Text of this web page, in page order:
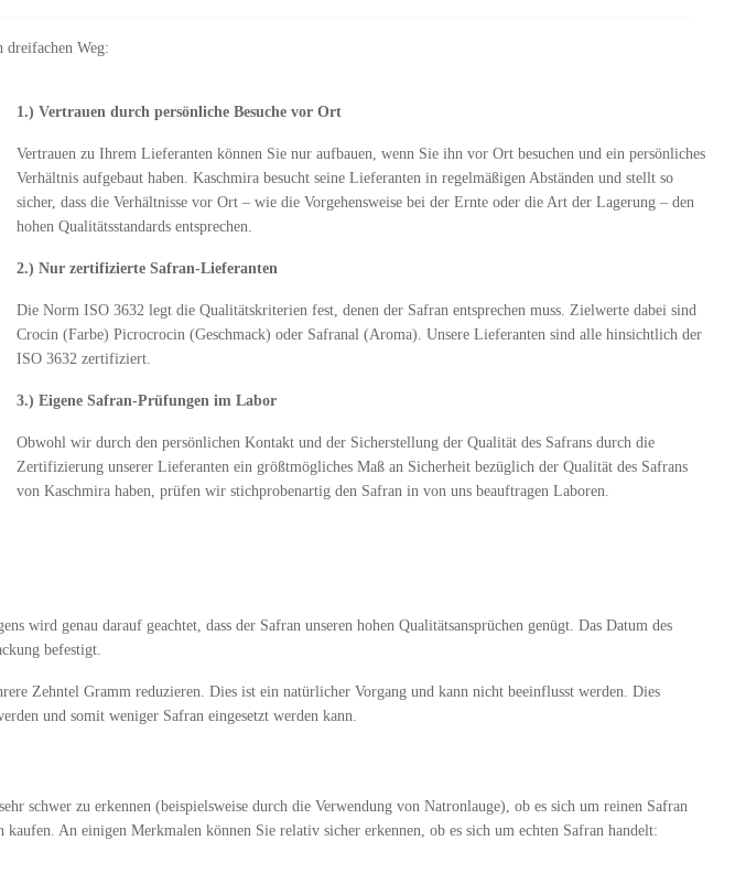
dreifachen Weg:
1.) Vertrauen durch persönliche Besuche vor Ort
Vertrauen zu Ihrem Lieferanten können Sie nur aufbauen, wenn Sie ihn vor Ort besuchen und ein persönliches
Verhältnis aufgebaut haben. Kaschmira besucht seine Lieferanten in regelmäßigen Abständen und stellt so
sicher, dass die Verhältnisse vor Ort – wie die Vorgehensweise bei der Ernte oder die Art der Lagerung – den
hohen Qualitätsstandards entsprechen.
2.) Nur zertifizierte Safran-Lieferanten
Die Norm ISO 3632 legt die Qualitätskriterien fest, denen der Safran entsprechen muss. Zielwerte dabei sind
Crocin (Farbe) Picrocrocin (Geschmack) oder Safranal (Aroma). Unsere Lieferanten sind alle hinsichtlich der
ISO 3632 zertifiziert.
3.) Eigene Safran-Prüfungen im Labor
Obwohl wir durch den persönlichen Kontakt und der Sicherstellung der Qualität des Safrans durch die
Zertifizierung unserer Lieferanten ein größtmögliches Maß an Sicherheit bezüglich der Qualität des Safrans
von Kaschmira haben, prüfen wir stichprobenartig den Safran in von uns beauftragen Laboren.
wird genau darauf geachtet, dass der Safran unseren hohen Qualitätsansprüchen genügt. Das Datum des
befestigt.
Zehntel Gramm reduzieren. Dies ist ein natürlicher Vorgang und kann nicht beeinflusst werden. Dies
und somit weniger Safran eingesetzt werden kann.
schwer zu erkennen (beispielsweise durch die Verwendung von Natronlauge), ob es sich um reinen Safran
An einigen Merkmalen können Sie relativ sicher erkennen, ob es sich um echten Safran handelt: